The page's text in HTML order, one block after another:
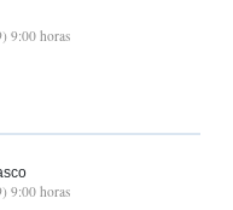
9:00 horas
9:00 horas